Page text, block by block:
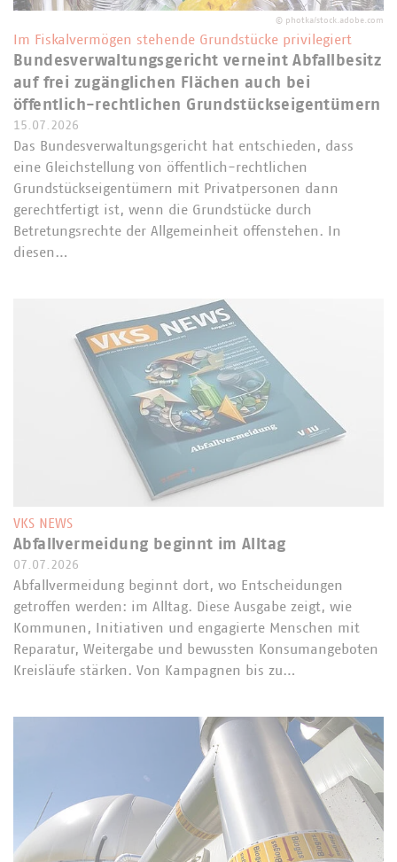
© photka/stock.adobe.com
Im Fiskalvermögen stehende Grundstücke privilegiert
Bundesverwaltungsgericht verneint Abfallbesitz
auf frei zugänglichen Flächen auch bei
öffentlich-rechtlichen Grundstückseigentümern
15.07.2026
Das Bundesverwaltungsgericht hat entschieden, dass
eine Gleichstellung von öffentlich-rechtlichen
Grundstückseigentümern mit Privatpersonen dann
gerechtfertigt ist, wenn die Grundstücke durch
Betretungsrechte der Allgemeinheit offenstehen. In
diesen…
VKS NEWS
Abfallvermeidung beginnt im Alltag
07.07.2026
Abfallvermeidung beginnt dort, wo Entscheidungen
getroffen werden: im Alltag. Diese Ausgabe zeigt, wie
Kommunen, Initiativen und engagierte Menschen mit
Reparatur, Weitergabe und bewussten Konsumangeboten
Kreisläufe stärken. Von Kampagnen bis zu…